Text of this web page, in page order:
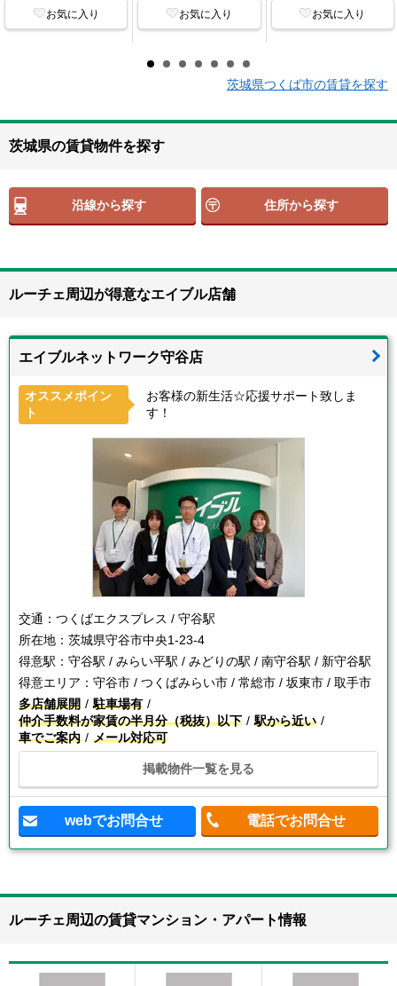
お気に入り お気に入り お気に入り
茨城県つくば市の賃貸を探す
茨城県の賃貸物件を探す
沿線から探す 住所から探す
ルーチェ周辺が得意なエイブル店舗
エイブルネットワーク守谷店
オススメポイン
ト
お客様の新生活☆応援サポート致しま
す！
交通： つくばエクスプレス / 守谷駅
所在地： 茨城県守谷市中央1-23-4
得意駅： 守谷駅 / みらい平駅 / みどりの駅 / 南守谷駅 / 新守谷駅
得意エリア： 守谷市 / つくばみらい市 / 常総市 / 坂東市 / 取手市
多店舗展開
駐車場有
仲介手数料が家賃の半月分（税抜）以下
駅から近い
車でご案内
メール対応可
掲載物件一覧を見る
webでお問合せ 電話でお問合せ
ルーチェ周辺の賃貸マンション・アパート情報